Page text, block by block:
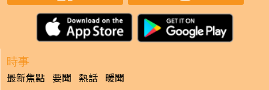
時事
最新焦點 要聞 熱話 暖聞